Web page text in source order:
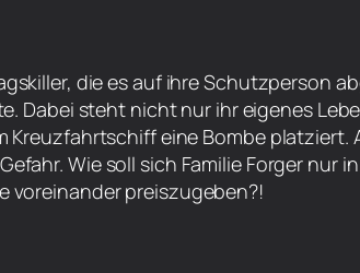
die es auf ihre Schutzperson
Dabei steht nicht nur ihr eigenes
Kreuzfahrtschiff eine Bombe platziert.
Wie soll sich Familie Forger nur
voreinander preiszugeben?!